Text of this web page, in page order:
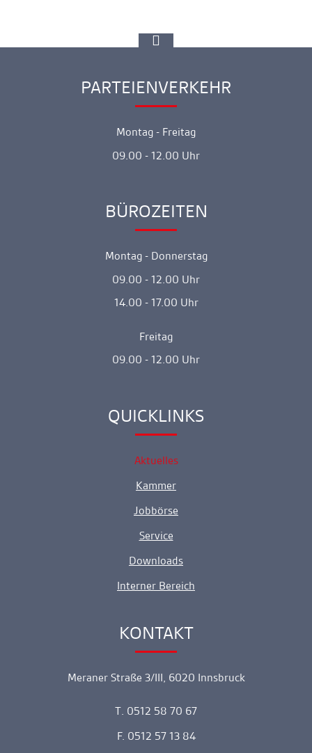
Ankerlink
PARTEIENVERKEHR
Montag - Freitag
09.00 - 12.00 Uhr
Ankerlink
BÜROZEITEN
Montag - Donnerstag
09.00 - 12.00 Uhr
14.00 - 17.00 Uhr
Freitag
09.00 - 12.00 Uhr
Ankerlink
QUICKLINKS
Aktuelles
Kammer
Jobbörse
Service
Downloads
Interner Bereich
Ankerlink
KONTAKT
Meraner Straße 3/III, 6020 Innsbruck
T. 0512 58 70 67
F. 0512 57 13 84
zur